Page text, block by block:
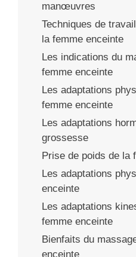
manœuvres
Techniques de
la femme enceinte
Les indications du
femme enceinte
Les adaptations
femme enceinte
Les adaptations
grossesse
Prise de poids de la
Les adaptations
enceinte
Les adaptations
femme enceinte
Bienfaits du
enceinte